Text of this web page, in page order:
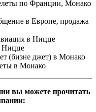
по Франции, Монако
в Европе, продажа
в Ницце
Ницце
(бизне джет) в Монако
в Монако
вы можете прочитать